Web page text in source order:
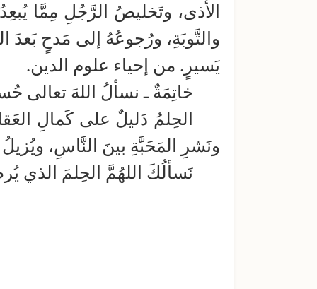
الأذى، وتَخليصُ الرَّجُلِ مِمَّا
والتَّوبَةِ، ورُجوعُهُ إلى مَدحٍ
يَسيرٍ. من إحياء علوم الدين.
خاتِمَةٌ ـ نسألُ اللهَ تعالى
الحِلمُ دَليلٌ على كَمالِ
ونَشرِ المَحَبَّةِ بينَ النَّاسِ،
نَسألُكَ اللهُمَّ الحِلمَ الذي